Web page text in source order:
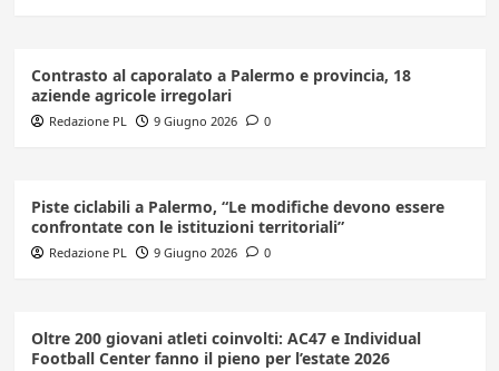
Contrasto al caporalato a Palermo e provincia, 18
aziende agricole irregolari
Redazione PL 9 Giugno 2026 0
Piste ciclabili a Palermo, “Le modifiche devono essere
confrontate con le istituzioni territoriali”
Redazione PL 9 Giugno 2026 0
Oltre 200 giovani atleti coinvolti: AC47 e Individual
Football Center fanno il pieno per l’estate 2026